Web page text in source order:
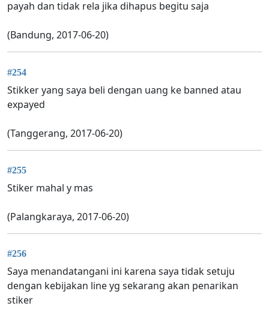
payah dan tidak rela jika dihapus begitu saja
(Bandung, 2017-06-20)
#254
Stikker yang saya beli dengan uang ke banned atau
expayed
(Tanggerang, 2017-06-20)
#255
Stiker mahal y mas
(Palangkaraya, 2017-06-20)
#256
Saya menandatangani ini karena saya tidak setuju
dengan kebijakan line yg sekarang akan penarikan
stiker